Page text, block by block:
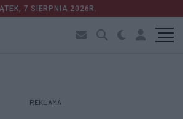
7 SIERPNIA 2026R.
REKLAMA